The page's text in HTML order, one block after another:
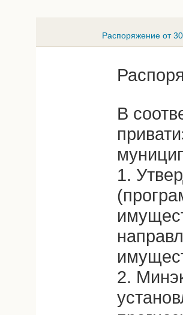
Распоряжение от
В
1.
2.